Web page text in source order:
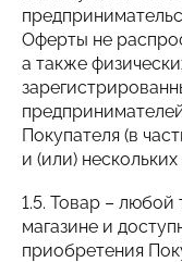
Оферты не
а также
Покупателя (в
и (или) нескольких
1.5. Товар –
магазине и
приобретения